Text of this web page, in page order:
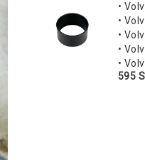
•
•
•
•
•
595